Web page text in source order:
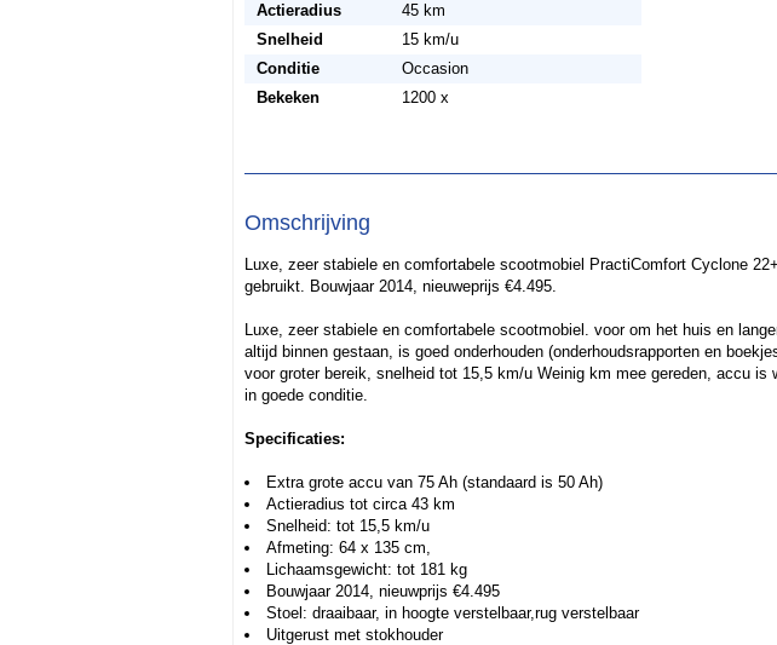
Actieradius
45 km
Snelheid
15 km/u
Conditie
Occasion
Bekeken
1200 x
Omschrijving
Luxe, zeer stabiele en comfortabele scootmobiel PractiComfort Cyclone
gebruikt. Bouwjaar 2014, nieuweprijs €4.495.
Luxe, zeer stabiele en comfortabele scootmobiel. voor om het huis en
altijd binnen gestaan, is goed onderhouden (onderhoudsrapporten en
voor groter bereik, snelheid tot 15,5 km/u Weinig km mee gereden, accu is
in goede conditie.
Specificaties:
Extra grote accu van 75 Ah (standaard is 50 Ah)
Actieradius tot circa 43 km
Snelheid: tot 15,5 km/u
Afmeting: 64 x 135 cm,
Lichaamsgewicht: tot 181 kg
Bouwjaar 2014, nieuwprijs €4.495
Stoel: draaibaar, in hoogte verstelbaar,rug verstelbaar
Uitgerust met stokhouder